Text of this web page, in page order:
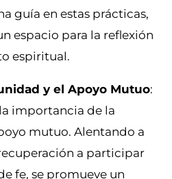
guía en estas prácticas,
espacio para la reflexión
espiritual.
y el Apoyo Mutuo:
importancia de la
mutuo. Alentando a
a participar
fe, se promueve un